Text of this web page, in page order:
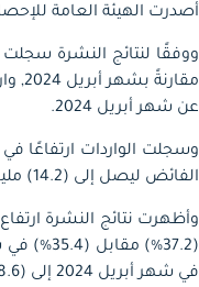
أصدرت الهيئة العامة
عن شهر أبريل 2024.
الفائض ليصل إلى (14.2) مليار ريال بنسبة (61.7%) عن شهر أبريل 2024.
في شهر أبريل 2024 إلى (68.6%) في شهر أبريل 2025.